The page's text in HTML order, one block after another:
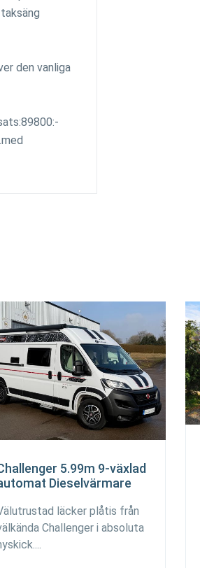
den vanliga
5.99m 9-växlad
Dieselvärmare
läcker plåtis från
Challenger i absoluta